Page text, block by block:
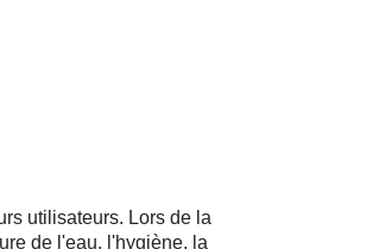
utilisateurs. Lors de la
de l'eau, l'hygiène, la